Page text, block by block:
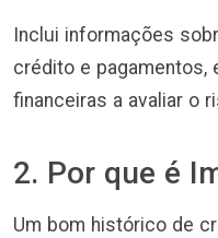
Inclui informações
crédito e pagamentos,
financeiras a avaliar o
2. Por que é
Um bom histórico de